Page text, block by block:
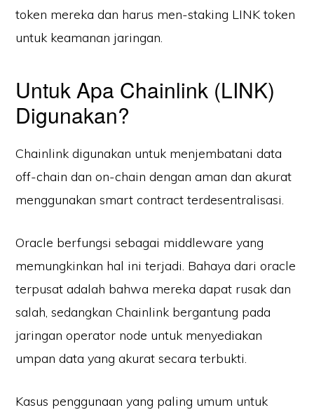
token mereka dan harus men-staking LINK token
untuk keamanan jaringan.
Untuk Apa Chainlink (LINK)
Digunakan?
Chainlink digunakan untuk menjembatani data
off-chain dan on-chain dengan aman dan akurat
menggunakan smart contract terdesentralisasi.
Oracle berfungsi sebagai middleware yang
memungkinkan hal ini terjadi. Bahaya dari oracle
terpusat adalah bahwa mereka dapat rusak dan
salah, sedangkan Chainlink bergantung pada
jaringan operator node untuk menyediakan
umpan data yang akurat secara terbukti.
Kasus penggunaan yang paling umum untuk